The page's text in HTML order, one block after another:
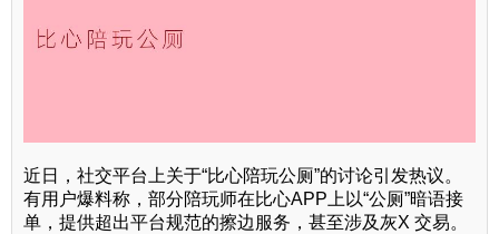
近日，社交平台上关于“比心陪玩公厕”的讨论引发热议。
有用户爆料称，部分陪玩师在比心APP上以“公厕”暗语接
单，提供超出平台规范的擦边服务，甚至涉及灰X 交易。